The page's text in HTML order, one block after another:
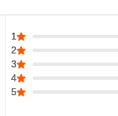
1
2
3
4
5